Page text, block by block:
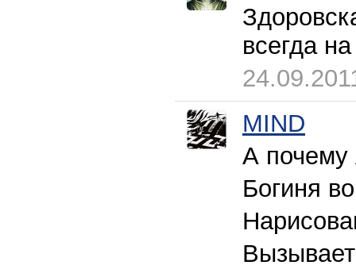
всегда
MIND
А
Богиня